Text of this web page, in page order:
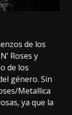
de los
Roses y
de los
género. Sin
Metallica
ya que la